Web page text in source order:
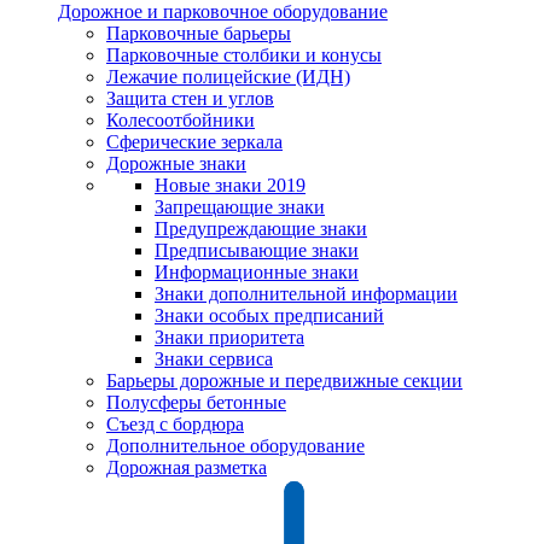
Дорожное и парковочное оборудование
Парковочные барьеры
Парковочные столбики и конусы
Лежачие полицейские (ИДН)
Защита стен и углов
Колесоотбойники
Сферические зеркала
Дорожные знаки
Новые знаки 2019
Запрещающие знаки
Предупреждающие знаки
Предписывающие знаки
Информационные знаки
Знаки дополнительной информации
Знаки особых предписаний
Знаки приоритета
Знаки сервиса
Барьеры дорожные и передвижные секции
Полусферы бетонные
Съезд с бордюра
Дополнительное оборудование
Дорожная разметка